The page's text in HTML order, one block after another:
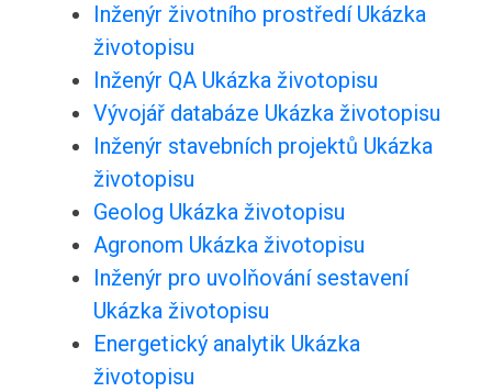
Inženýr životního prostředí Ukázka
životopisu
Inženýr QA Ukázka životopisu
Vývojář databáze Ukázka životopisu
Inženýr stavebních projektů Ukázka
životopisu
Geolog Ukázka životopisu
Agronom Ukázka životopisu
Inženýr pro uvolňování sestavení
Ukázka životopisu
Energetický analytik Ukázka
životopisu